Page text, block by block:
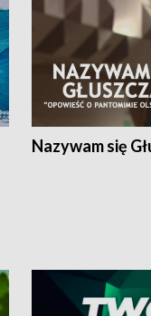
Nazywam się